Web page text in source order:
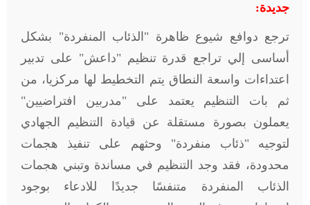
جديدة:
ترجع دوافع شيوع ظاهرة "الذئاب المنفردة" بشكل
أساسى إلي تراجع قدرة تنظيم "داعش" على تدبير
اعتداءات واسعة النطاق يتم التخطيط لها مركزيا، من
ثم بات التنظيم يعتمد على "مدربين افتراضيين"
يعملون بصورة مستقلة عن قيادة التنظيم الجهادي
لتوجيه "ذئاب منفردة" وحثهم على تنفيذ هجمات
محدودة، فقد وجد التنظيم في مساندة وتبني هجمات
الذئاب المنفردة متنفسًا جديدًا للادعاء بوجود